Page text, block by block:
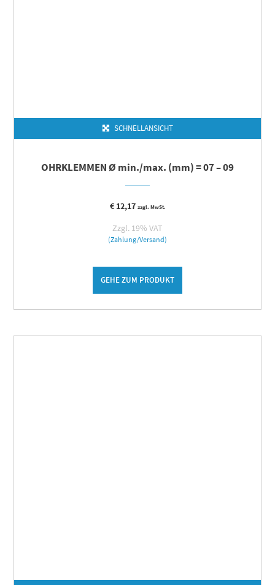
SCHNELLANSICHT
OHRKLEMMEN Ø min./max. (mm) = 07 – 09
€12,17 zzgl. MwSt.
Zzgl. 19% VAT
(Zahlung/Versand)
GEHE ZUM PRODUKT